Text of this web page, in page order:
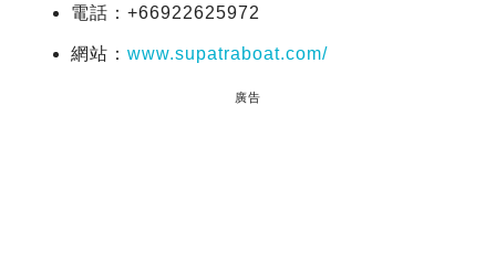
電話：+66922625972
網站： www.supatraboat.com/
廣告